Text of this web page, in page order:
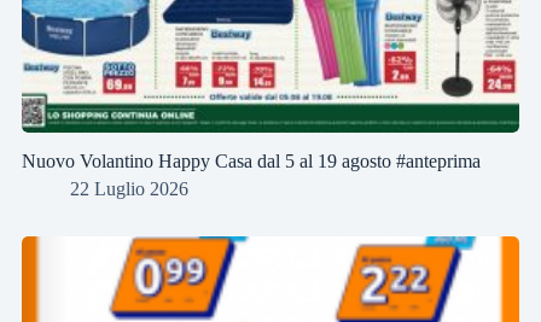
Nuovo Volantino Happy Casa dal 5 al 19 agosto #anteprima
22 Luglio 2026